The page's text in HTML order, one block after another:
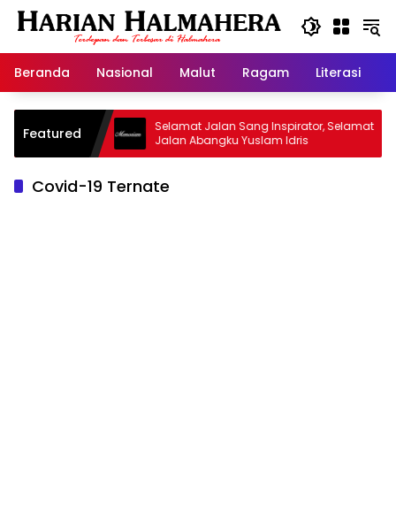
Langsung
Beranda
Nasional Malut Ragam Literasi
Featured
Warisan
Selamat Jalan Sang Inspirator, Selamat
Jalan Abangku Yuslam Idris
Covid-19 Ternate